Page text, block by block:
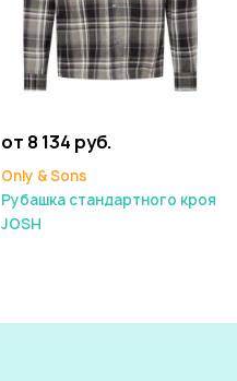
от 8 134 руб.
Only & Sons
Рубашка стандартного кроя
JOSH